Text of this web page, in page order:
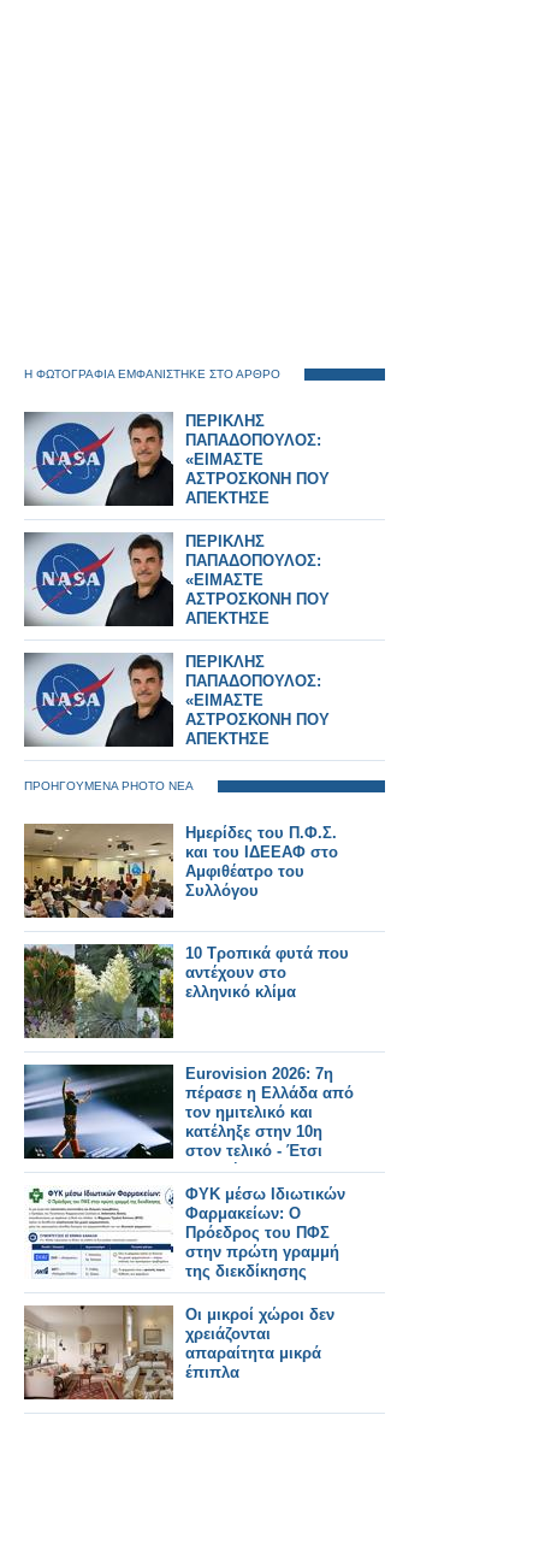
Η ΦΩΤΟΓΡΑΦΙΑ ΕΜΦΑΝΙΣΤΗΚΕ ΣΤΟ ΑΡΘΡΟ
ΠΕΡΙΚΛΗΣ
ΠΑΠΑΔΟΠΟΥΛΟΣ:
«ΕΙΜΑΣΤΕ
ΑΣΤΡΟΣΚΟΝΗ ΠΟΥ
ΑΠΕΚΤΗΣΕ
ΣΥΝΕΙΔΗΣΗ» – Ο
ΗΓΕΤΗΣ ΤΗΣ NASA
ΠΙΣΩ ΑΠΟ ΤΟ Artemis
II
ΠΕΡΙΚΛΗΣ
ΠΑΠΑΔΟΠΟΥΛΟΣ:
«ΕΙΜΑΣΤΕ
ΑΣΤΡΟΣΚΟΝΗ ΠΟΥ
ΑΠΕΚΤΗΣΕ
ΣΥΝΕΙΔΗΣΗ» – Ο
ΗΓΕΤΗΣ ΤΗΣ NASA
ΠΙΣΩ ΑΠΟ ΤΟ Artemis
II
ΠΕΡΙΚΛΗΣ
ΠΑΠΑΔΟΠΟΥΛΟΣ:
«ΕΙΜΑΣΤΕ
ΑΣΤΡΟΣΚΟΝΗ ΠΟΥ
ΑΠΕΚΤΗΣΕ
ΣΥΝΕΙΔΗΣΗ» – Ο
ΗΓΕΤΗΣ ΤΗΣ NASA
ΠΙΣΩ ΑΠΟ ΤΟ Artemis
ΠΡΟΗΓΟΥΜΕΝΑ PHOTO ΝΕΑ
Ημερίδες του Π.Φ.Σ.
και του ΙΔΕΕΑΦ στο
Αμφιθέατρο του
Συλλόγου
10 Τροπικά φυτά που
αντέχουν στο
ελληνικό κλίμα
Eurovision 2026: 7η
πέρασε η Ελλάδα από
τον ημιτελικό και
κατέληξε στην 10η
στον τελικό - Έτσι
μας ψήφισαν
ΦΥΚ μέσω Ιδιωτικών
Φαρμακείων: Ο
Πρόεδρος του ΠΦΣ
στην πρώτη γραμμή
της διεκδίκησης
Οι μικροί χώροι δεν
χρειάζονται
απαραίτητα μικρά
έπιπλα